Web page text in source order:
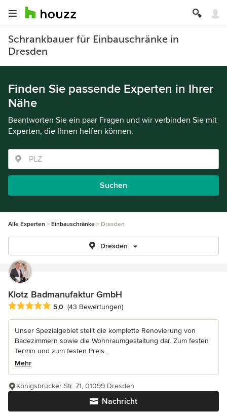
Schrankbauer für Einbauschränke in
Dresden
Finden Sie passende Experten in Ihrer
Nähe
Beantworten Sie ein paar Fragen und wir verbinden Sie mit
Experten, die Ihnen helfen können.
Suchen
Alle Experten Einbauschränke Dresden
Dresden
Klotz Badmanufaktur GmbH
Durchschnittliche Bewertung: 5 von 5 Sternen
5,0 (43 Bewertungen)
Unser Spezialgebiet stellt die komplette Renovierung von
Badezimmern sowie die Wohnraumgestaltung dar. Zum festen
Termin und zum festen Preis...
Mehr
Nachricht
Königsbrücker Str. 71, 01099 Dresden